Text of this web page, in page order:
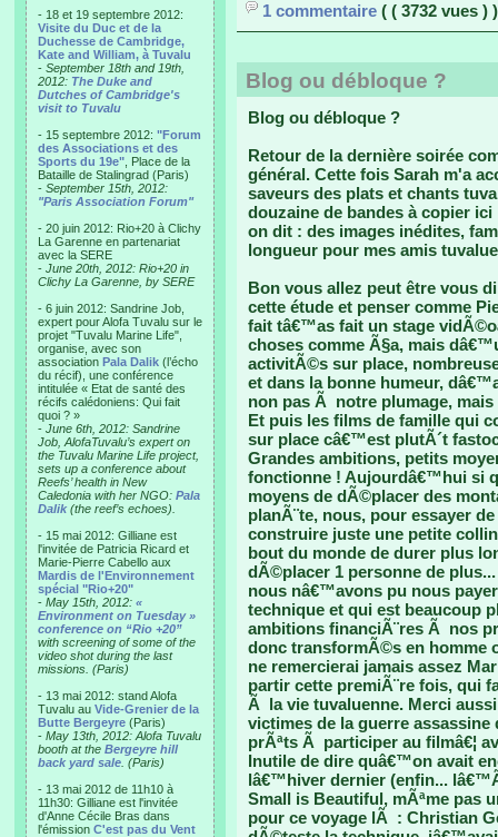
- 18 et 19 septembre 2012:
Visite du Duc et de la
Duchesse de Cambridge,
Kate and William, à Tuvalu
- September 18th and 19th,
2012: The Duke and
Dutches of Cambridge's
visit to Tuvalu
- 15 septembre 2012: "Forum
des Associations et des
Sports du 19e" , Place de la
Bataille de Stalingrad (Paris)
- September 15th, 2012:
"Paris Association Forum"
- 20 juin 2012: Rio+20 à Clichy
La Garenne en partenariat
avec la SERE
- June 20th, 2012: Rio+20 in
Clichy La Garenne, by SERE
- 6 juin 2012: Sandrine Job,
expert pour Alofa Tuvalu sur le
projet "Tuvalu Marine Life",
organise, avec son
association Pala Dalik (l’écho
du récif), une conférence
intitulée « Etat de santé des
récifs calédoniens: Qui fait
quoi ? »
- June 6th, 2012: Sandrine
Job, AlofaTuvalu’s expert on
the Tuvalu Marine Life project,
sets up a conference about
Reefs’ health in New
Caledonia with her NGO: Pala
Dalik (the reef’s echoes).
- 15 mai 2012: Gilliane est
l'invitée de Patricia Ricard et
Marie-Pierre Cabello aux
Mardis de l'Environnement
spécial "Rio+20"
- May 15th, 2012: «
Environment on Tuesday »
conference on “Rio +20”
with screening of some of the
video shot during the last
missions. (Paris)
- 13 mai 2012: stand Alofa
Tuvalu au Vide-Grenier de la
Butte Bergeyre (Paris)
- May 13th, 2012: Alofa Tuvalu
booth at the Bergeyre hill
back yard sale . (Paris)
- 13 mai 2012 de 11h10 à
11h30: Gilliane est l'invitée
d'Anne Cécile Bras dans
l'émission C'est pas du Vent
1 commentaire ( ( 3732 vues ) )
Blog ou débloque ?
Blog ou débloque ?
Retour de la dernière soirée
général. Cette fois Sarah m'a
saveurs des plats et chants
douzaine de bandes à copier
on dit : des images inédites,
longueur pour mes amis
Bon vous allez peut être vous
cette étude et penser comme
fait tâ€™as fait un stage
choses comme Ã§a, mais
activitÃ©s sur place,
et dans la bonne humeur,
non pas Ã notre plumage,
Et puis les films de famille qui
sur place câ€™est plutÃ´t
Grandes ambitions, petits
fonctionne ! Aujourdâ€™hui si
moyens de dÃ©placer des
planÃ¨te, nous, pour essayer
construire juste une petite
bout du monde de durer plus
dÃ©placer 1 personne de
nous nâ€™avons pu nous
technique et qui est beaucoup
ambitions financiÃ¨res Ã nos
donc transformÃ©s en homme
ne remercierai jamais assez
partir cette premiÃ¨re fois, qui
Ã la vie tuvaluenne. Merci
victimes de la guerre
prÃªts Ã participer au filmâ€¦
Inutile de dire quâ€™on avait
lâ€™hiver dernier (enfin...
Small is Beautiful, mÃªme pas
pour ce voyage lÃ : Christian